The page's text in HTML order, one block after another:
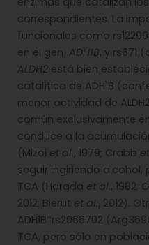
correspondientes. La
funcionales como
en el gen ADH1B, y rs671
ALDH2 está bien
catalítica de ADH1B
menor actividad de
común exclusivamente
conduce a la
(Mizoi et al. , 1979; Crabb
seguir ingiriendo
TCA (Harada et al. , 1982;
2012; Bierut et al. , 2012).
ADH1B*rs2066702
TCA, pero sólo en